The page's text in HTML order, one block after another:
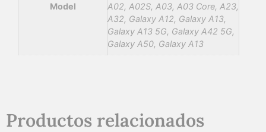
Model
A02, A02S, A03, A03 Core, A23,
A32, Galaxy A12, Galaxy A13,
Galaxy A13 5G, Galaxy A42 5G,
Galaxy A50, Galaxy A13
Productos relacionados